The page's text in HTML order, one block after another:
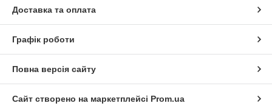
Доставка та оплата
Графік роботи
Повна версія сайту
Сайт створено на маркетплейсі Prom.ua